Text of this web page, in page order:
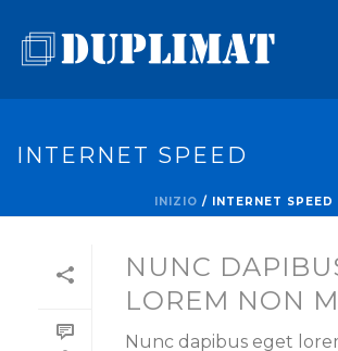
INTERNET SPEED
INIZIO / INTERNET SPEED
NUNC
LOREM NON
Nunc dapibus eget